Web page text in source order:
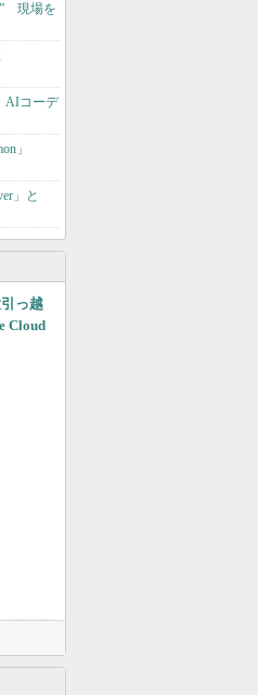
” 現場を
AIコーデ
」
」と
っ越
Cloud